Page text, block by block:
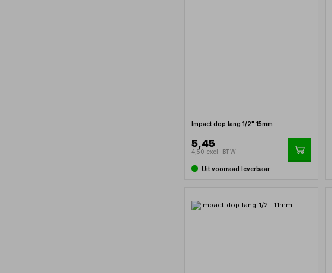
Impact dop lang 1/2" 15mm
5,45
4,50 excl. BTW
Uit voorraad leverbaar